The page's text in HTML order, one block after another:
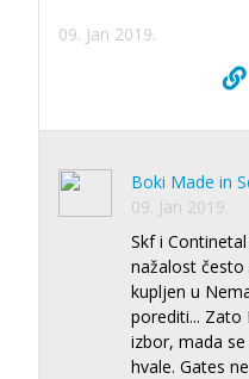
09. Jan 2019.
Boki Made in
09. Jan 2019.
Skf i
nažalost često
kupljen u
porediti...
izbor, mada
hvale. Gates